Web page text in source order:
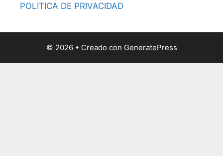
POLITICA DE PRIVACIDAD
© 2026 • Creado con GeneratePress